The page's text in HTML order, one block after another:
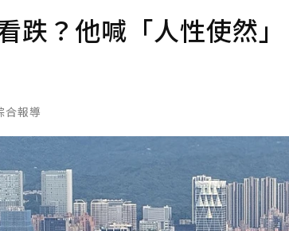
跌？他喊「人性使然
合報導